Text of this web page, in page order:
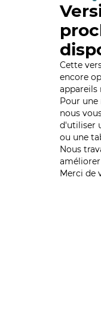
Cette
encore
appareils
Pour une
nous
d'utiliser
ou une
Nous
Merci de